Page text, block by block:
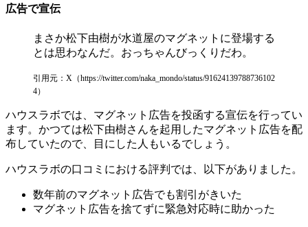
広告で宣伝
まさか松下由樹が水道屋のマグネットに登場する
とは思わなんだ。おっちゃんびっくりだわ。
引用元：X（https://twitter.com/naka_mondo/status/91624139788736102
4）
ハウスラボでは、マグネット広告を投函する宣伝を行ってい
ます。かつては松下由樹さんを起用したマグネット広告を配
布していたので、目にした人もいるでしょう。
ハウスラボの口コミにおける評判では、以下がありました。
数年前のマグネット広告でも割引がきいた
マグネット広告を捨てずに緊急対応時に助かった